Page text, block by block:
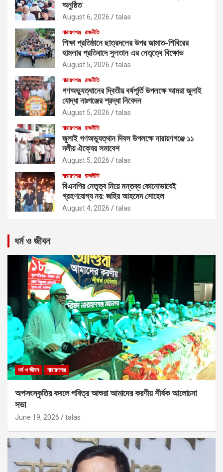
অনুষ্ঠিত
August 6, 2026 talas
নারায়ণগঞ্জ রাজনীতি
শিক্ষা প্রতিষ্ঠানে ছাত্রদলের উপর জামাত-শিবিরের
হামলার প্রতিবাদে সুলতান এর নেতৃত্বে বিক্ষোভ
August 5, 2026 talas
নারায়ণগঞ্জ রাজনীতি
গণঅভ্যুত্থানের দ্বিতীয় বর্ষপূর্তি উপলক্ষে আমরা জুলাই
যোদ্ধা নাঃগঞ্জের শ্রদ্ধা নিবেদন
August 5, 2026 talas
নারায়ণগঞ্জ রাজনীতি
জুলাই গণঅভ্যুত্থান দিবস উপলক্ষে নারায়ণগঞ্জে ১১
দলীয় ঐক্যের সমাবেশ
August 5, 2026 talas
নারায়ণগঞ্জ রাজনীতি
বিএনপির নেতৃত্ব নিয়ে মন্তব্য কোনোভাবেই
গ্রহণযোগ্য নয়: জহির আহমেদ সোহেল
August 4, 2026 talas
ধর্ম ও জীবন
ধর্ম ও জীবন নারায়ণগঞ্জ
অপসংস্কৃতির কবলে পবিত্র আশুরা আমাদের করণীয় শীর্ষক আলোচনা
সভা
June 19, 2026 talas